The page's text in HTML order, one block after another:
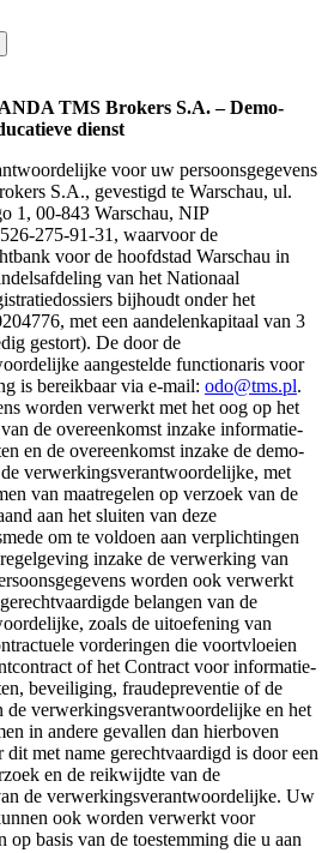
TMS Brokers S.A. – Demo-
dienst
voor uw persoonsgegevens
S.A., gevestigd te Warschau, ul.
1, 00-843 Warschau, NIP
275-91-31, waarvoor de
voor de hoofdstad Warschau in
van het Nationaal
bijhoudt onder het
met een aandelenkapitaal van 3
gestort). De door de
aangestelde functionaris voor
is bereikbaar via e-mail: odo@tms.pl.
worden verwerkt met het oog op het
de overeenkomst inzake informatie-
en de overeenkomst inzake de demo-
verwerkingsverantwoordelijke, met
van maatregelen op verzoek van de
aan het sluiten van deze
om te voldoen aan verplichtingen
inzake de verwerking van
worden ook verwerkt
belangen van de
zoals de uitoefening van
vorderingen die voortvloeien
of het Contract voor informatie-
beveiliging, fraudepreventie of de
de verwerkingsverantwoordelijke en het
in andere gevallen dan hierboven
dit met name gerechtvaardigd is door een
en de reikwijdte van de
de verwerkingsverantwoordelijke. Uw
ook worden verwerkt voor
op basis van de toestemming die u aan